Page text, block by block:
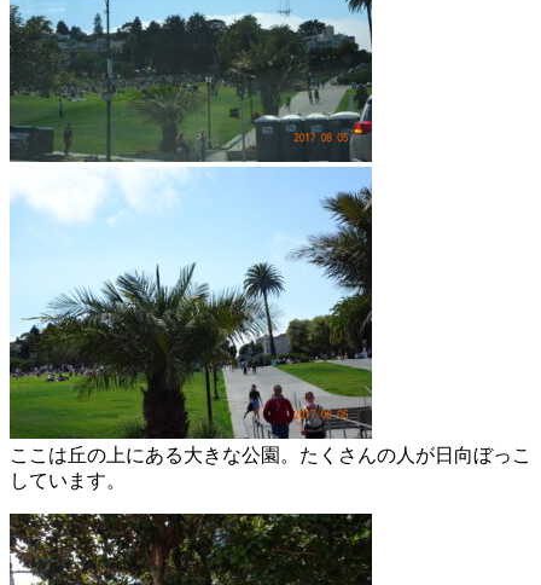
ここは丘の上にある大きな公園。たくさんの人が日向ぼっこ
しています。